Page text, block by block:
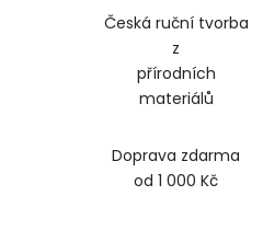
Česká ruční tvorba
z
přírodních
materiálů
Doprava zdarma
od 1 000 Kč